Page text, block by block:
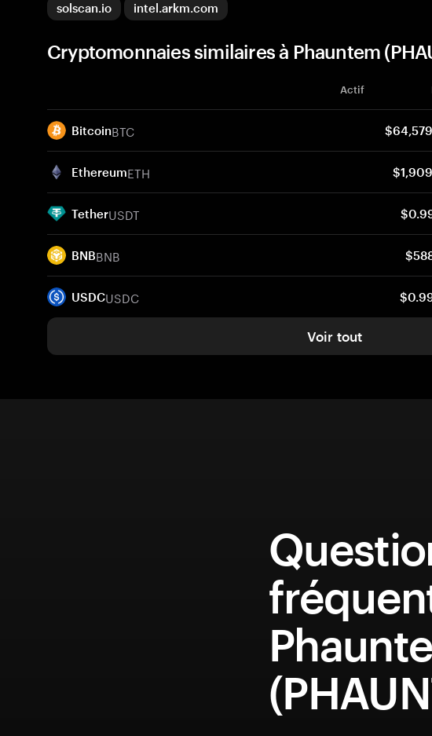
solscan.io
intel.arkm.com
Cryptomonnaies similaires à Phauntem
Actif
BitcoinBTC
EthereumETH
TetherUSDT
BNBBNB
USDCUSDC
Voir tout